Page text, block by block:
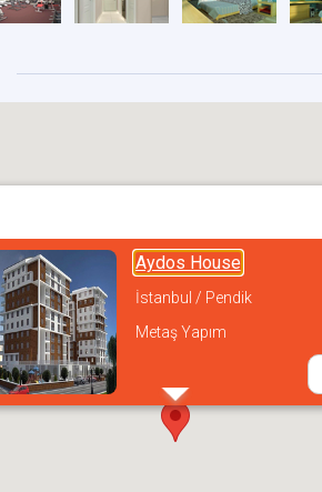
Aydos House
İstanbul / Pendik
Metaş Yapım